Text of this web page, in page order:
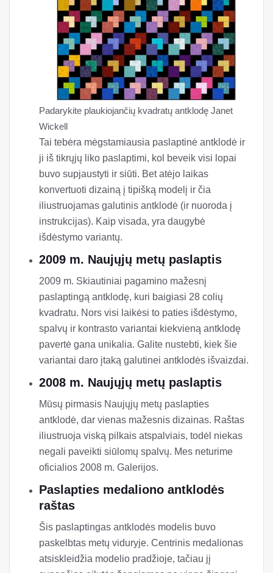
Padarykite plaukiojančių kvadratų antklodę Janet
Wickell
Tai tebėra mėgstamiausia paslaptinė antklodė ir
ji iš tikrųjų liko paslaptimi, kol beveik visi lopai
buvo supjaustyti ir siūti. Bet atėjo laikas
konvertuoti dizainą į tipišką modelį ir čia
iliustruojamas galutinis antklodė (ir nuoroda į
instrukcijas). Kaip visada, yra daugybė
išdėstymo variantų.
2009 m. Naujųjų metų paslaptis
2009 m. Skiautiniai pagamino mažesnį
paslaptingą antklodę, kuri baigiasi 28 colių
kvadratu. Nors visi laikėsi to paties išdėstymo,
spalvų ir kontrasto variantai kiekvieną antklodę
pavertė gana unikalia. Galite nustebti, kiek šie
variantai daro įtaką galutinei antklodės išvaizdai.
2008 m. Naujųjų metų paslaptis
Mūsų pirmasis Naujųjų metų paslapties
antklodė, dar vienas mažesnis dizainas. Raštas
iliustruoja viską pilkais atspalviais, todėl niekas
negali paveikti siūlomų spalvų. Mes neturime
oficialios 2008 m. Galerijos.
Paslapties medaliono antklodės
raštas
Šis paslaptingas antklodės modelis buvo
paskelbtas metų viduryje. Centrinis medalionas
atsiskleidžia modelio pradžioje, tačiau jį